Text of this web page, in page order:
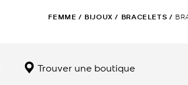
FEMME / BIJOUX / BRACELETS /
Trouver une boutique